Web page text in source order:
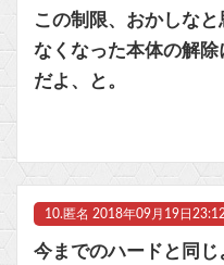
この制限、おかしな
なくなった本体の解
だよ、と。
10. 匿名 2018年09月19日
今までのハードと同